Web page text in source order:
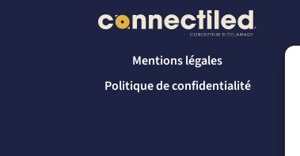
Mentions légales
Politique de confidentialité